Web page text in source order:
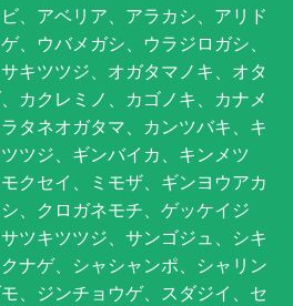
、アベリア、アラカシ、アリド
、ウバメガシ、ウラジロガシ、
キツツジ、オガタマノキ、オタ
カクレミノ、カゴノキ、カナメ
タネオガタマ、カンツバキ、キ
ツジ、ギンバイカ、キンメツ
クセイ、ミモザ、ギンヨウアカ
、クロガネモチ、ゲッケイジ
ツキツツジ、サンゴジュ、シキ
ナゲ、シャシャンポ、シャリン
、ジンチョウゲ、スダジイ、セ